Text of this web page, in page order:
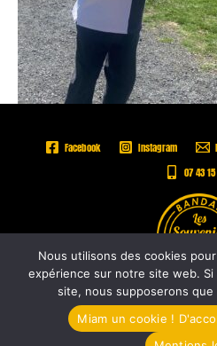
Facebook Instagram
07 43
Copyright © 2026 |Les Souvenirs
Nous utilisons des cookies
expérience sur notre site web.
site, nous supposerons
Miam un cookie !